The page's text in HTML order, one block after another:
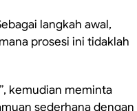
langkah awal,
prosesi ini tidaklah
kemudian meminta
sederhana dengan